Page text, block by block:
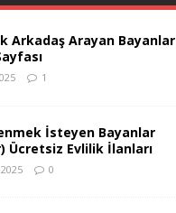
Arkadaş Arayan Bayanlar
1
İsteyen Bayanlar
Ücretsiz Evlilik İlanları
0